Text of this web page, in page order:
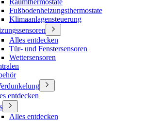
Raumthermostate
Fußbodenheizungsthermostate
Klimaanlagensteuerung
Alles entdecken
Tür- und Fenstersensoren
Wettersensoren
entdecken
Alles entdecken